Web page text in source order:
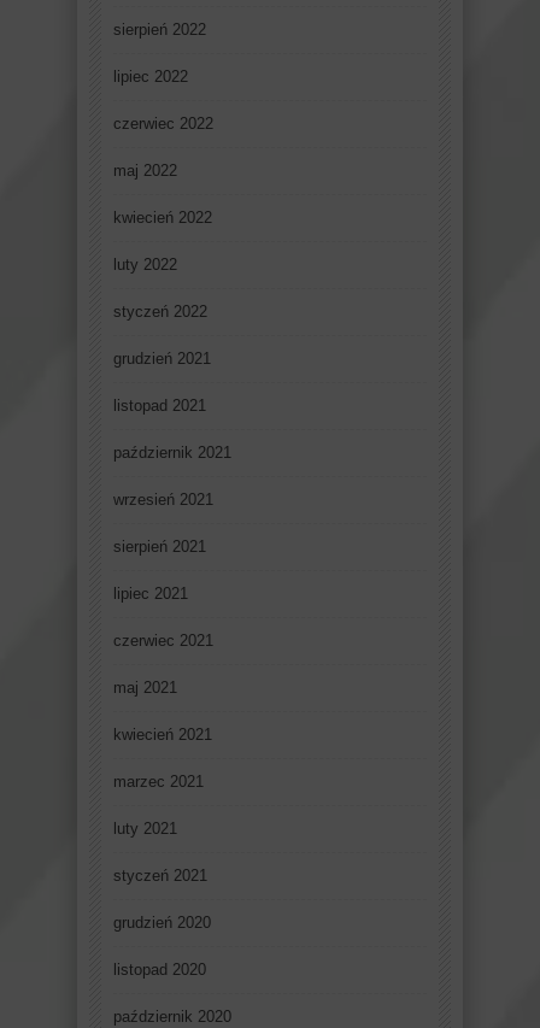
sierpień 2022
lipiec 2022
czerwiec 2022
maj 2022
kwiecień 2022
luty 2022
styczeń 2022
grudzień 2021
listopad 2021
październik 2021
wrzesień 2021
sierpień 2021
lipiec 2021
czerwiec 2021
maj 2021
kwiecień 2021
marzec 2021
luty 2021
styczeń 2021
grudzień 2020
listopad 2020
październik 2020